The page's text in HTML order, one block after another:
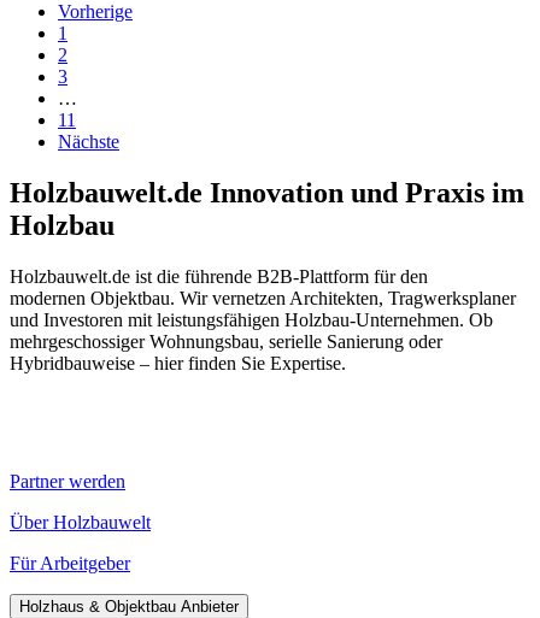
Vorherige
1
2
3
…
11
Nächste
Holzbauwelt.de Innovation und Praxis im
Holzbau
Holzbauwelt.de ist die führende B2B-Plattform für den
modernen Objektbau. Wir vernetzen Architekten, Tragwerksplaner
und Investoren mit leistungsfähigen Holzbau-Unternehmen. Ob
mehrgeschossiger Wohnungsbau, serielle Sanierung oder
Hybridbauweise – hier finden Sie Expertise.
Partner werden
Über Holzbauwelt
Für Arbeitgeber
Holzhaus & Objektbau Anbieter